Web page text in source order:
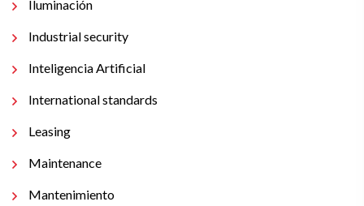
Iluminación
Industrial security
Inteligencia Artificial
International standards
Leasing
Maintenance
Mantenimiento